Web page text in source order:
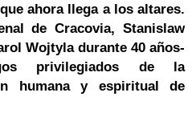
ahora llega a los altares.
de Cracovia, Stanislaw
Wojtyladurante 40 años-
privilegiados de la
humana y espiritual de